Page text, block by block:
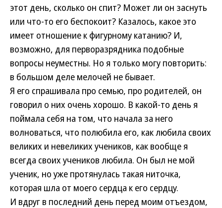
этот день, сколько он спит? Может ли он заснуть
или что-то его беспокоит? Казалось, какое это
имеет отношение к фигурному катанию? И,
возможно, для перворазрядника подобные
вопросы неуместны. Но я только могу повторить:
в большом деле мелочей не бывает.
Я его спрашивала про семью, про родителей, он
говорил о них очень хорошо. В какой-то день я
поймала себя на том, что начала за него
волноваться, что полюбила его, как любила своих
великих и невеликих учеников, как вообще я
всегда своих учеников любила. Он был не мой
ученик, но уже протянулась такая ниточка,
которая шла от моего сердца к его сердцу.
И вдруг в последний день перед моим отъездом,